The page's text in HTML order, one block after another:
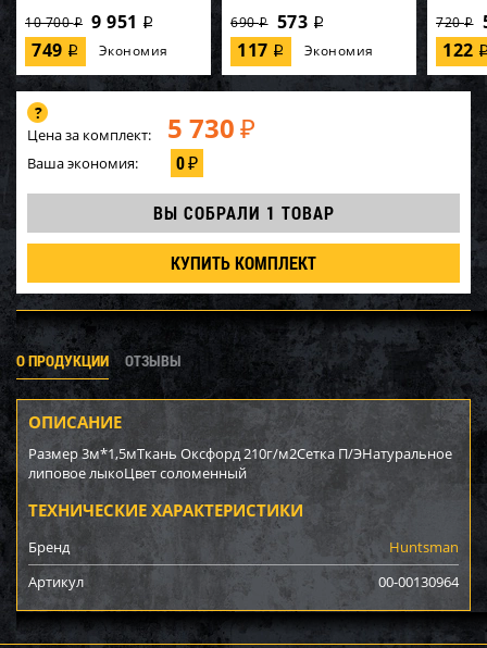
10 700i 9 951 i
749 i Экономия
690i 573 i
117 i Экономия
720i
122
Цена за комплект: 5 730 ₽
Ваша экономия: 0₽
ВЫ СОБРАЛИ 1 ТОВАР
КУПИТЬ КОМПЛЕКТ
О ПРОДУКЦИИ ОТЗЫВЫ
ОПИСАНИЕ
Размер 3м*1,5мТкань Оксфорд 210г/м2Сетка П/ЭНатуральное
липовое лыкоЦвет соломенный
ТЕХНИЧЕСКИЕ ХАРАКТЕРИСТИКИ
Бренд
Huntsman
Артикул
00-00130964